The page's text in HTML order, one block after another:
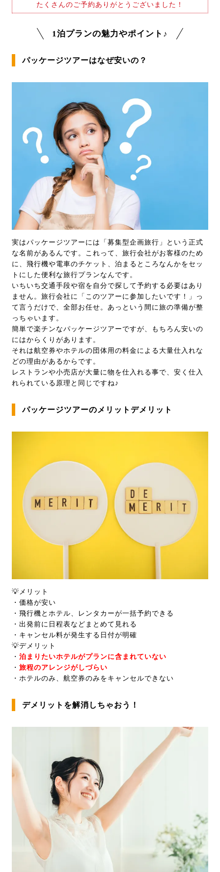
たくさんのご予約ありがとうございました！
1泊プランの魅力やポイント♪
パッケージツアーはなぜ安いの？
実はパッケージツアーには「募集型企画旅行」という正式
な名前があるんです。これって、旅行会社がお客様のため
に、飛行機や電車のチケット、泊まるところなんかをセッ
トにした便利な旅行プランなんです。
いちいち交通手段や宿を自分で探して予約する必要はあり
ません。旅行会社に「このツアーに参加したいです！」っ
て言うだけで、全部お任せ。あっという間に旅の準備が整
っちゃいます。
簡単で楽チンなパッケージツアーですが、もちろん安いの
にはからくりがあります。
それは航空券やホテルの団体用の料金による大量仕入れな
どの理由があるからです。
レストランや小売店が大量に物を仕入れる事で、安く仕入
れられている原理と同じですね♪
パッケージツアーのメリットデメリット
💡メリット
・価格が安い
・飛行機とホテル、レンタカーが一括予約できる
・出発前に日程表などまとめて見れる
・キャンセル料が発生する日付が明確
💡デメリット
・ 泊まりたいホテルがプランに含まれていない
・ 旅程のアレンジがしづらい
・ホテルのみ、航空券のみをキャンセルできない
デメリットを解消しちゃおう！